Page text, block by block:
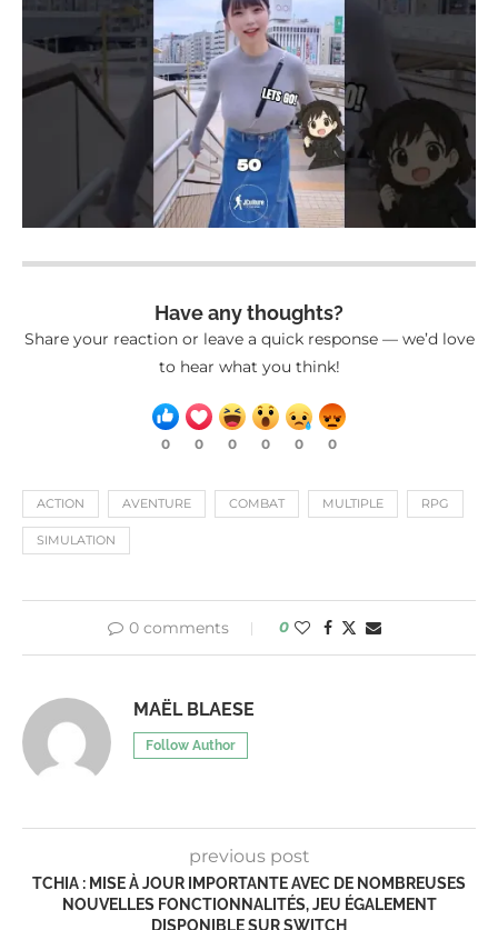
Have any thoughts?
Share your reaction or leave a quick response — we’d love
to hear what you think!
0 0 0 0 0 0
ACTION AVENTURE COMBAT MULTIPLE RPG
SIMULATION
0 comments 0
MAËL BLAESE
Follow Author
previous post
TCHIA : MISE À JOUR IMPORTANTE AVEC DE NOMBREUSES
NOUVELLES FONCTIONNALITÉS, JEU ÉGALEMENT
DISPONIBLE SUR SWITCH